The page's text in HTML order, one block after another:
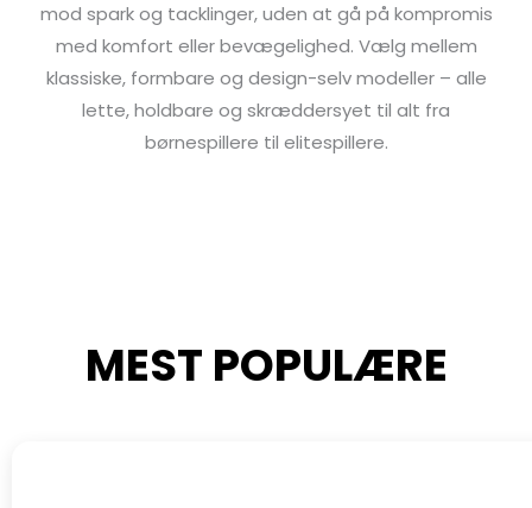
mod spark og tacklinger, uden at gå på kompromis
med komfort eller bevægelighed. Vælg mellem
klassiske, formbare og design-selv modeller – alle
lette, holdbare og skræddersyet til alt fra
børnespillere til elitespillere.
MEST POPULÆRE